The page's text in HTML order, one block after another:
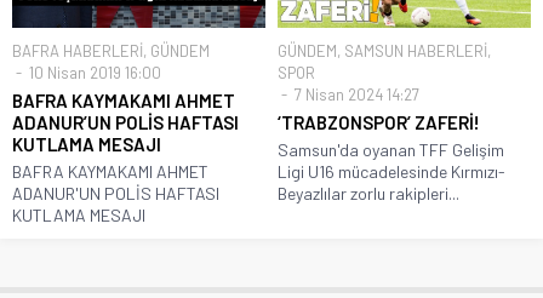
BAFRA HABERLERİ, GÜNDEM
10 Nisan 2019 16:00
BAFRA KAYMAKAMI AHMET
ADANUR’UN POLİS HAFTASI
KUTLAMA MESAJI
BAFRA KAYMAKAMI AHMET
ADANUR'UN POLİS HAFTASI
KUTLAMA MESAJI
GÜNDEM, SAMSUN HABERLERİ,
SPOR
7 Nisan 2024 14:27
‘TRABZONSPOR’ ZAFERİ!
Samsun'da oyanan TFF Gelişim
Ligi U16 mücadelesinde Kırmızı-
Beyazlılar zorlu rakipleri...